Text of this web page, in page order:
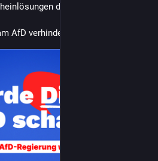
der AfD tragen.
AfD verhindern, JETZT! ✊